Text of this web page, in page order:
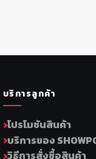
บริการลูกค้า
โปรโมชันสินค้า
บริการของ
วิธีการสั่งซื้อสินค้า